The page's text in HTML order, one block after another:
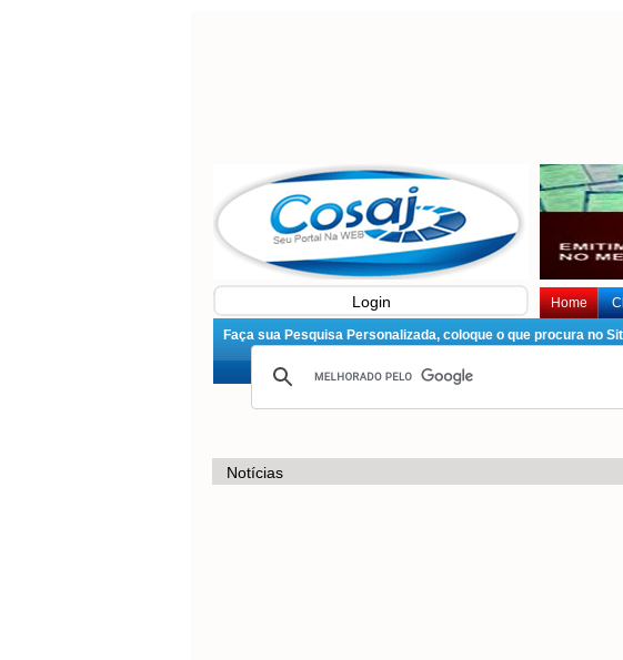
Login Home
Faça sua Pesquisa Personalizada, coloque o que procura no
Notícias